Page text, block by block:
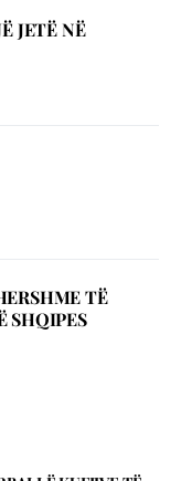
JETЁ NЁ
TË
SHQIPES